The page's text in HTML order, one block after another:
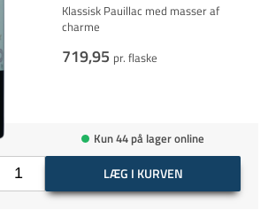
Klassisk Pauillac med masser af
charme
719,95 pr. flaske
Kun 44 på lager online
LÆG I KURVEN